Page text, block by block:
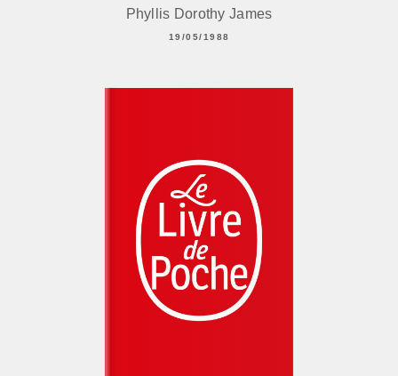
Phyllis Dorothy James
19/05/1988